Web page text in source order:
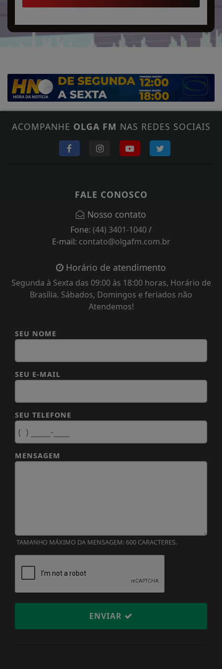
ACOMPANHE OLGA FM NAS REDES SOCIAIS
FALE CONOSCO
Nosso contato
Fone: (44) 3401-1040/
E-mail: contato@olgafm.com.br
Horário de atendimento
Segunda à Sexta das 09:00 às 18:00 horas, Horário de
Brasília. Sábados, Domingos e feriados não
Atendemos!
SEU NOME
SEU E-MAIL
SEU TELEFONE
MENSAGEM
TAMANHO MÁXIMO DA MENSAGEM: 600 CARACTERES.
ENVIAR